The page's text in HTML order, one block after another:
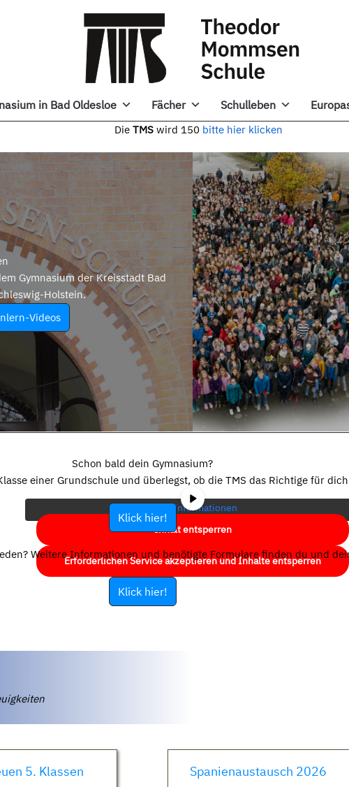
in Bad Oldesloe Fächer Schulleben
TMS wird 150 bitte hier klicken
Gymnasium der Kreisstadt Bad
Holstein.
Videos
eigentlichen Inhalt zuzugreifen, klicken Sie auf die Schaltfläche unten.
Bitte beachten Sie, dass dabei Daten an Drittanbieter weitergegeben
werden.
Mehr Informationen
Inhalt entsperren
Erforderlichen Service akzeptieren und Inhalte entsperren
Schon bald dein Gymnasium?
einer Grundschule und überlegst, ob die TMS das Richtige für
Klick hier!
Weitere Informationen und benötigte Formulare finden du und
Klick hier!
5. Klassen Spanienaustausch 2026